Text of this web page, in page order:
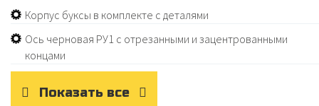
Корпус буксы в комплекте с деталями
Ось черновая РУ1 с отрезанными и зацентрованными
концами
Показать все